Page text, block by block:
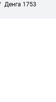
Денга 1753